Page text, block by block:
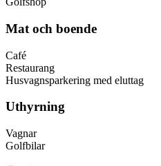
Mat och boende
Café
Restaurang
Husvagnsparkering med eluttag
Uthyrning
Vagnar
Golfbilar